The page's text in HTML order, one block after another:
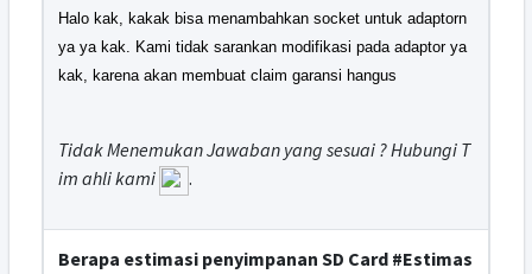
Halo kak, kakak bisa menambahkan socket untuk adaptorn
ya ya kak. Kami tidak sarankan modifikasi pada adaptor ya
kak, karena akan membuat claim garansi hangus
Tidak Menemukan Jawaban yang sesuai ? Hubungi T
im ahli kami
.
Berapa estimasi penyimpanan SD Card #Estimas